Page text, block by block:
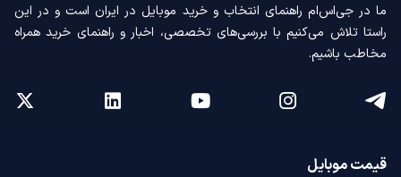
ما در جی‌اس‌ام راهنمای انتخاب و خرید موبایل در ایران است و در این
راستا تلاش می‌کنیم با بررسی‌های تخصصی، اخبار و راهنمای خرید همراه
مخاطب باشیم.
قیمت موبایل